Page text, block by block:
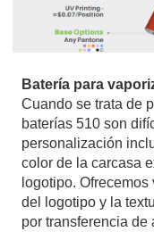
Batería para
Cuando se trata de
baterías 510 son
personalización
color de la carcasa
logotipo.
del logotipo y la
por transferencia de